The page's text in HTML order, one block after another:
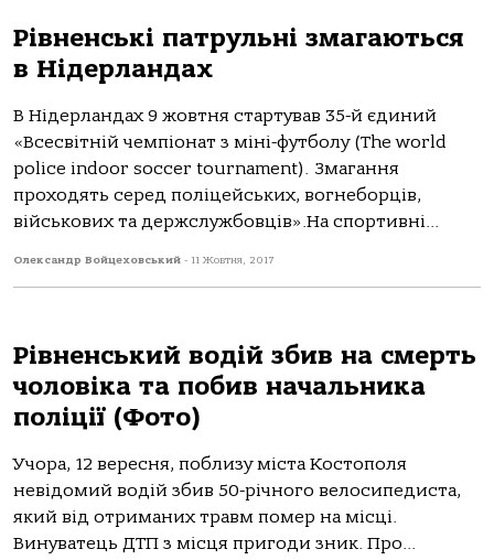
Рівненські патрульні змагаються
в Нідерландах
В Нідерландах 9 жовтня стартував 35-й єдиний
«Всесвітній чемпіонат з міні-футболу (The world
police indoor soccer tournament). Змагання
проходять серед поліцейських, вогнеборців,
військових та держслужбовців».На спортивні...
Олександр Войцеховський - 11 Жовтня, 2017
Рівненський водій збив на смерть
чоловіка та побив начальника
поліції (Фото)
Учора, 12 вересня, поблизу міста Костополя
невідомий водій збив 50-річного велосипедиста,
який від отриманих травм помер на місці.
Винуватець ДТП з місця пригоди зник. Про...